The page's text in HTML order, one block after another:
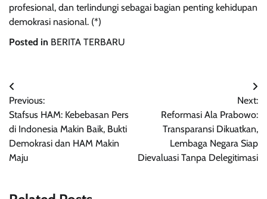
profesional, dan terlindungi sebagai bagian penting kehidupan
demokrasi nasional. (*)
Posted in BERITA TERBARU
Post
navigation
Previous:
Stafsus HAM: Kebebasan Pers
di Indonesia Makin Baik, Bukti
Demokrasi dan HAM Makin
Maju
Next:
Reformasi Ala Prabowo:
Transparansi Dikuatkan,
Lembaga Negara Siap
Dievaluasi Tanpa Delegitimasi